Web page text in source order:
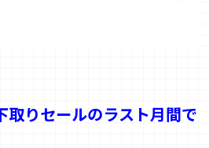
取りセールのラスト月間で